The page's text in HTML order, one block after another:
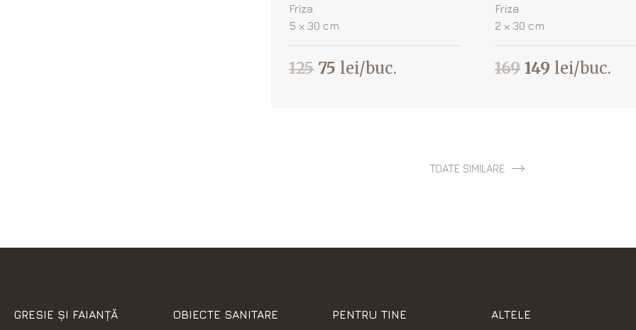
Friza
5 х 30 cm
125 75 lei/buc.
Friza
2 х 30 cm
169 149 lei/buc.
TOATE SIMILARE
GRESIE ȘI FAIANȚĂ OBIECTE SANITARE PENTRU TINE ALTELE